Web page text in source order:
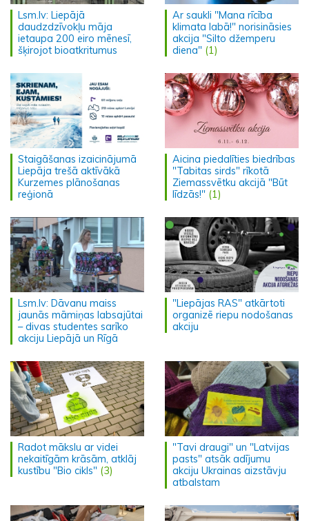
Lsm.lv: Liepājā
daudzdzīvokļu māja
ietaupa 200 eiro mēnesī,
šķirojot bioatkritumus
Ar saukli "Mana rīcība
klimata labā!" norisināsies
akcija "Silto džemperu
diena" (1)
Staigāšanas izaicinājumā
Liepāja trešā aktīvākā
Kurzemes plānošanas
reģionā
Aicina piedalīties biedrības
"Tabitas sirds" rīkotā
Ziemassvētku akcijā "Būt
līdzās!" (1)
Lsm.lv: Dāvanu maiss
jaunās māmiņas labsajūtai
– divas studentes sarīko
akciju Liepājā un Rīgā
"Liepājas RAS" atkārtoti
organizē riepu nodošanas
akciju
Radot mākslu ar videi
nekaitīgām krāsām, atklāj
kustību "Bio cikls" (3)
"Tavi draugi" un "Latvijas
pasts" atsāk adījumu
akciju Ukrainas aizstāvju
atbalstam